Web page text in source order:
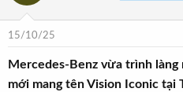
d
t
a
đ
ầ
15/10/25
Mercedes-Benz vừa trình
mới mang tên Vision Iconic tại